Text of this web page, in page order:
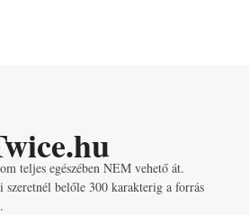
teljes egészében NEM vehető át.
belőle 300 karakterig a forrás